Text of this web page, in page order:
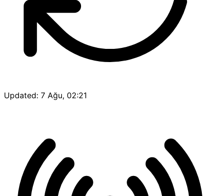
Updated: 7 Ağu, 02:21